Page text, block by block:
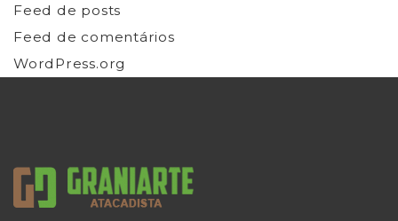
Feed de posts
Feed de comentários
WordPress.org